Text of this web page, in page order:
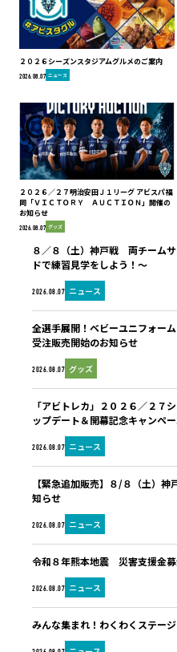
２０２６シーズンスタジアムグルメのご案内
2026.08.07 ニュース
２０２６／２７明治安田Ｊ１リーグ アビスパ福
岡「ＶＩＣＴＯＲＹ ＡＵＣＴＩＯＮ」開催の
お知らせ
2026.08.07 グッズ
2026.08.07 ニュース
８／８（土）神戸戦 両チーム
ドで練習見学をしよう！～
2026.08.07 グッズ
全選手展開！ベビーユニフォー
受注販売開始のお知らせ
2026.08.07 ニュース
「アビトレカ」２０２６／２７
ップデート＆開幕記念キャンペ
2026.08.07 ニュース
【緊急追加販売】８/８（土）
知らせ
2026.08.07 ニュース
令和８年熊本地震 災害支援金
みんな集まれ！わくわくステー